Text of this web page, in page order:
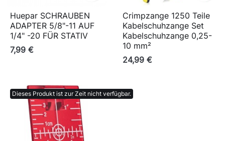
Huepar SCHRAUBEN
ADAPTER 5/8"-11 AUF
1/4" -20 FÜR STATIV
7,99 €
Crimpzange 1250 Teile
Kabelschuhzange Set
Kabelschuhzange 0,25-
10 mm²
24,99 €
Dieses Produkt ist zur Zeit nicht verfügbar.